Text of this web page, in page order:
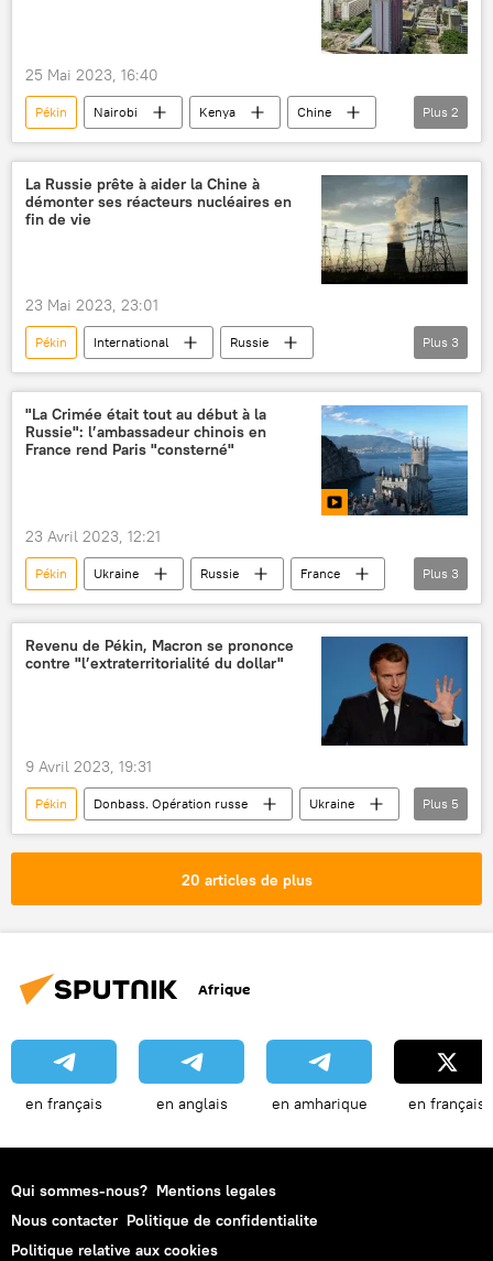
25 Mai 2023, 16:40
Pékin Nairobi Kenya
Chine
États-Unis
cyberattaque
Plus 2
La Russie prête à aider la Chine à
démonter ses réacteurs nucléaires en
fin de vie
23 Mai 2023, 23:01
Pékin International
Russie
Chine
énergie nucléaire
combustible nucléaire
Rosatom
Plus 3
"La Crimée était tout au début à la
Russie": l’ambassadeur chinois en
France rend Paris "consterné"
23 Avril 2023, 12:21
Pékin Ukraine Russie
France
Crimée
URSS International
Plus 3
Revenu de Pékin, Macron se prononce
contre "l’extraterritorialité du dollar"
9 Avril 2023, 19:31
Pékin Donbass. Opération russe
Ukraine
Emmanuel Macron
France
Russie
Plus 5
20 articles de plus
Afrique
en français en anglais en amharique en français
Qui sommes-nous? Mentions legales
Nous contacter Politique de confidentialite
Politique relative aux cookies